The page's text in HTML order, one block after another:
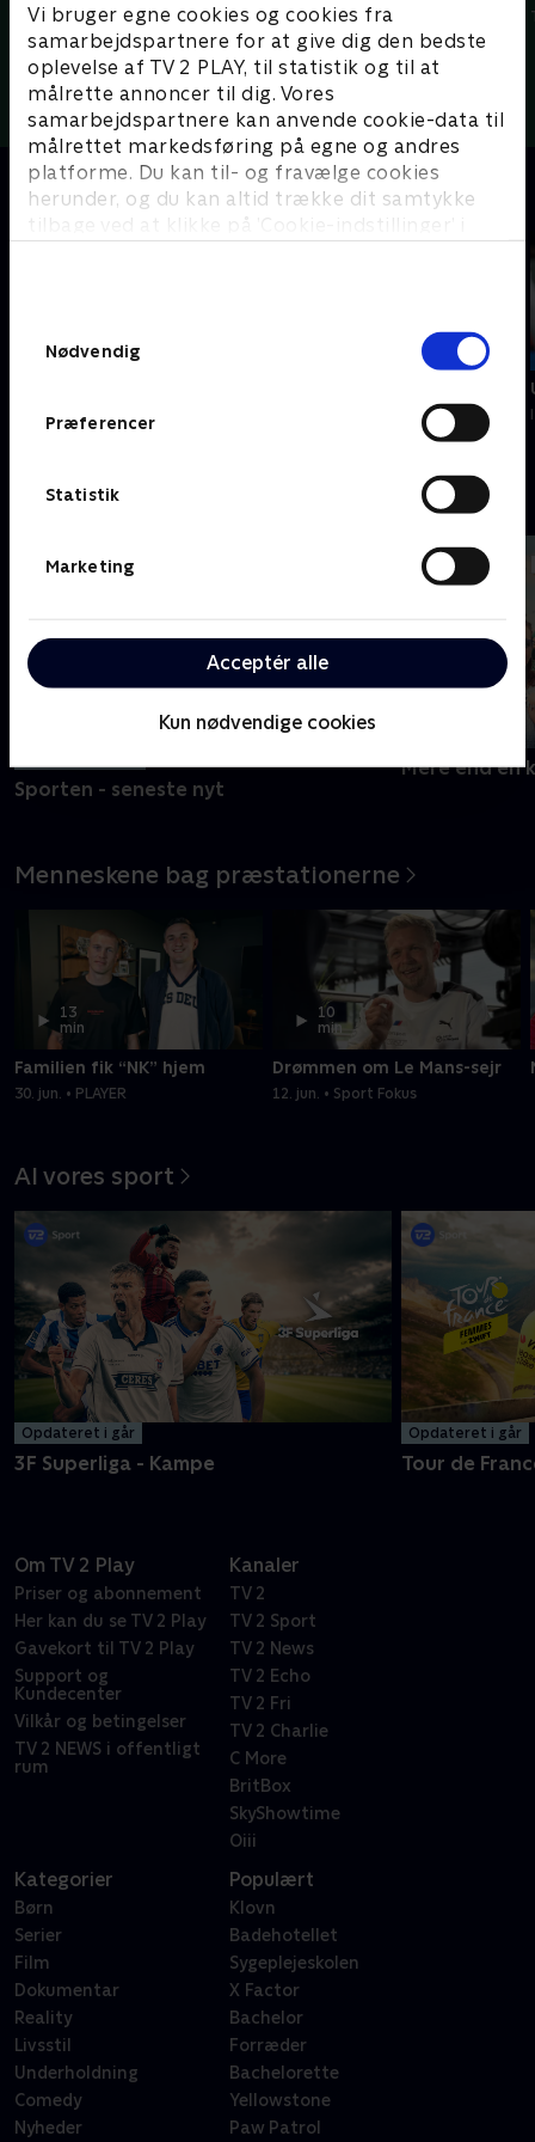
Vi bruger egne cookies og cookies fra
samarbejdspartnere for at give dig den bedste
oplevelse af TV 2 PLAY, til statistik og til at
målrette annoncer til dig. Vores
samarbejdspartnere kan anvende cookie-data til
målrettet markedsføring på egne og andres
platforme. Du kan til- og fravælge cookies
herunder, og du kan altid trække dit samtykke
tilbage ved at klikke på ’Cookie-indstillinger’ i
Nødvendig
Præferencer
Statistik
Marketing
Acceptér alle
Kun nødvendige cookies
3F Superliga - Højdepunkter 3F Superliga - Højdepunkter
Flere højdepunkter her
Fik du ikke set det live?
min
Randers FC-Lyngby Boldklub
Vil du vide mere?
Sporten - seneste nyt
Mere end en
Menneskene bag præstationerne
13
min
Familien fik “NK” hjem
30. jun. • PLAYER
10
min
Drømmen om Le Mans-sejr
12. jun. • Sport Fokus
Al vores sport
Opdateret i går
3F Superliga - Kampe
Opdateret i går
Tour de
Om TV 2 Play
Priser og abonnement
Her kan du se TV 2 Play
Gavekort til TV 2 Play
Support og
Kundecenter
Vilkår og betingelser
TV 2 NEWS i offentligt
rum
Kanaler
TV 2
TV 2 Sport
TV 2 News
TV 2 Echo
TV 2 Fri
TV 2 Charlie
C More
BritBox
SkyShowtime
Oiii
Kategorier
Børn
Serier
Film
Dokumentar
Reality
Livsstil
Underholdning
Comedy
Nyheder
Populært
Klovn
Badehotellet
Sygeplejeskolen
X Factor
Bachelor
Forræder
Bachelorette
Yellowstone
Paw Patrol